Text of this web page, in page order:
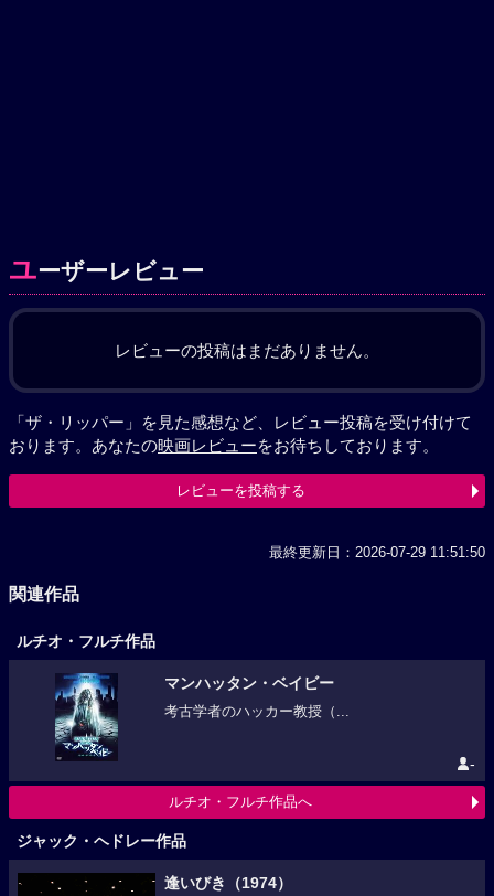
ユーザーレビュー
レビューの投稿はまだありません。
「ザ・リッパー」を見た感想など、レビュー投稿を受け付けて
おります。あなたの映画レビューをお待ちしております。
レビューを投稿する
最終更新日：2026-07-29 11:51:50
関連作品
ルチオ・フルチ作品
マンハッタン・ベイビー
考古学者のハッカー教授（...
-
ルチオ・フルチ作品へ
ジャック・ヘドレー作品
逢いびき（1974）